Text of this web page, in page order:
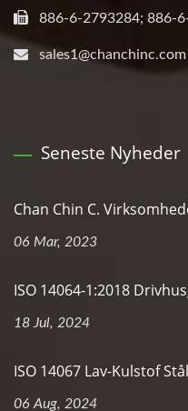
886-6-2793284; 886-
sales1@chanchinc.com
Seneste Nyheder
Chan Chin C.
06 Mar, 2023
ISO 14064-1:2018
18 Jul, 2024
ISO 14067 Lav-Kulstof
06 Aug, 2024